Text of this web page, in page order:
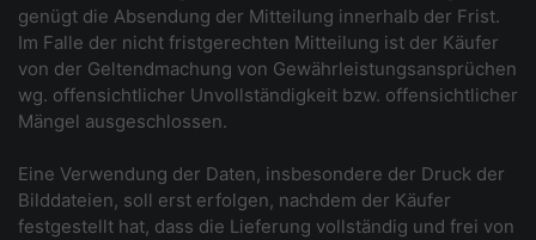
genügt die Absendung der Mitteilung innerhalb der Frist.
Im Falle der nicht fristgerechten Mitteilung ist der Käufer
von der Geltendmachung von Gewährleistungsansprüchen
wg. offensichtlicher Unvollständigkeit bzw. offensichtlicher
Mängel ausgeschlossen.
Eine Verwendung der Daten, insbesondere der Druck der
Bilddateien, soll erst erfolgen, nachdem der Käufer
festgestellt hat, dass die Lieferung vollständig und frei von